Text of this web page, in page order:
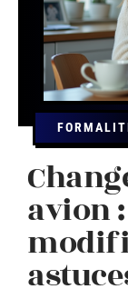
avion